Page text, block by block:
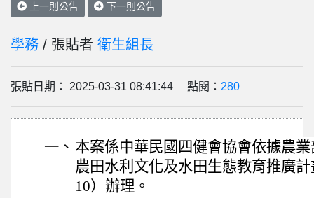
上一則公告 下一則公告
學務 / 張貼者 衛生組長
張貼日期： 2025-03-31 08:41:44 點閱： 280
一、 本案係中華民國四健會協會依據農
農田水利文化及水田生態教育推廣
10）辦理。